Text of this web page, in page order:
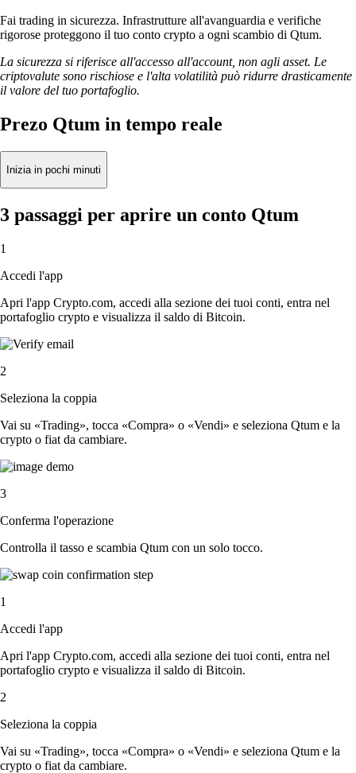
Fai trading in sicurezza. Infrastrutture all'avanguardia e verifiche
rigorose proteggono il tuo conto crypto a ogni scambio di Qtum.
La sicurezza si riferisce all'accesso all'account, non agli asset. Le
criptovalute sono rischiose e l'alta volatilità può ridurre drasticamente
il valore del tuo portafoglio.
Prezo Qtum in tempo reale
Inizia in pochi minuti
3 passaggi per aprire un conto Qtum
1
Accedi l'app
Apri l'app Crypto.com, accedi alla sezione dei tuoi conti, entra nel
portafoglio crypto e visualizza il saldo di Bitcoin.
2
Seleziona la coppia
Vai su «Trading», tocca «Compra» o «Vendi» e seleziona Qtum e la
crypto o fiat da cambiare.
3
Conferma l'operazione
Controlla il tasso e scambia Qtum con un solo tocco.
1
Accedi l'app
Apri l'app Crypto.com, accedi alla sezione dei tuoi conti, entra nel
portafoglio crypto e visualizza il saldo di Bitcoin.
2
Seleziona la coppia
Vai su «Trading», tocca «Compra» o «Vendi» e seleziona Qtum e la
crypto o fiat da cambiare.